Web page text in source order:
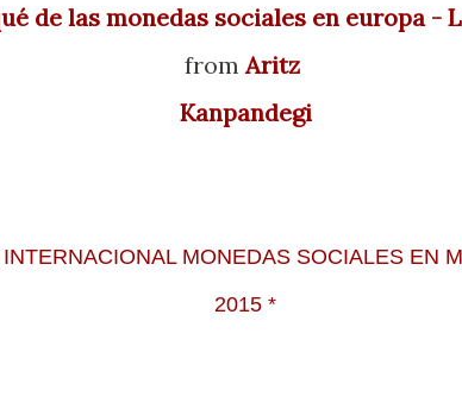
de las monedas sociales en europa -
from Aritz
Kanpandegi
MONEDAS SOCIALES EN
2015 *